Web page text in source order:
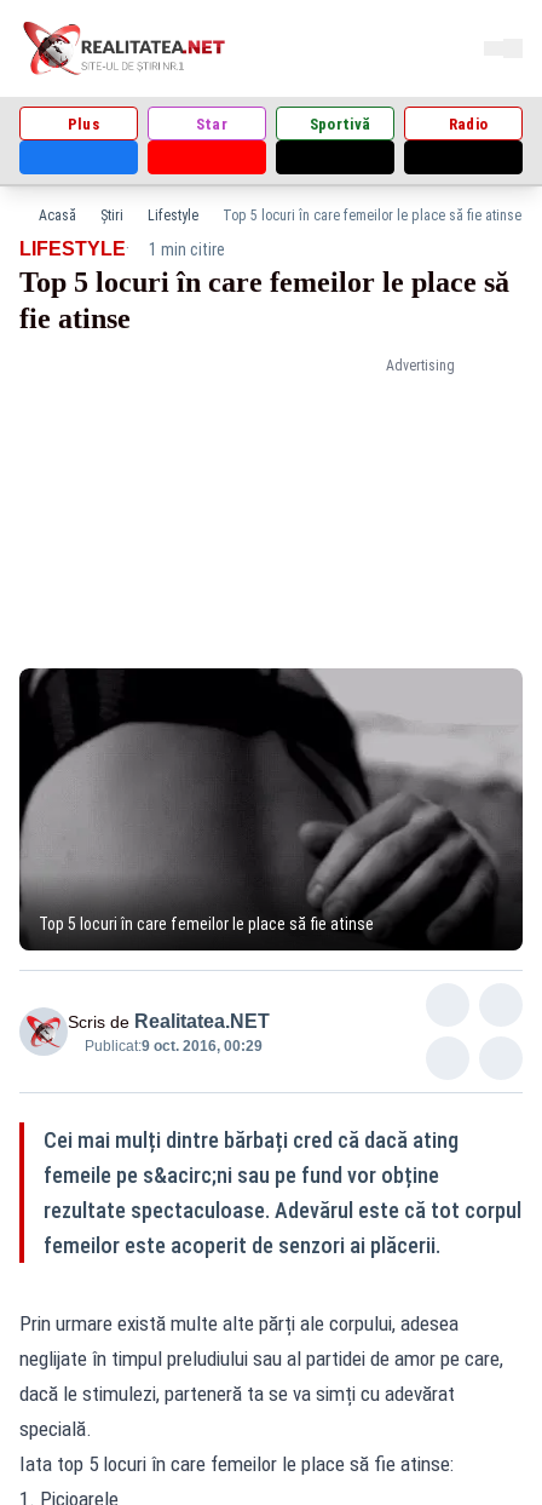
Plus Star Sportivă Radio
Acasă Știri Lifestyle Top 5 locuri în care femeilor le place să fie atinse
Advertising
LIFESTYLE· 1 min citire
Top 5 locuri în care femeilor le place să
fie atinse
Top 5 locuri în care femeilor le place să fie atinse
Scris de Realitatea.NET
Publicat:9 oct. 2016, 00:29
Cei mai mulți dintre bărbați cred că dacă ating
femeile pe s&acirc;ni sau pe fund vor obține
rezultate spectaculoase. Adevărul este că tot corpul
femeilor este acoperit de senzori ai plăcerii.
Prin urmare există multe alte părți ale corpului, adesea
neglijate în timpul preludiului sau al partidei de amor pe care,
dacă le stimulezi, parteneră ta se va simți cu adevărat
specială.
Iata top 5 locuri în care femeilor le place să fie atinse:
1. Picioarele